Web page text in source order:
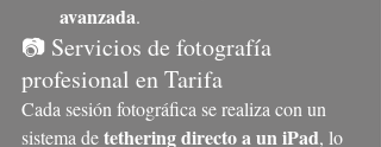
avanzada.
📷 Servicios de fotografía
profesional en Tarifa
Cada sesión fotográfica se realiza con un
sistema de tethering directo a un iPad, lo